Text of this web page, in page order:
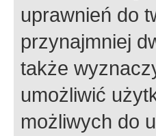
uprawnień do
przynajmniej
także
umożliwić
możliwych do